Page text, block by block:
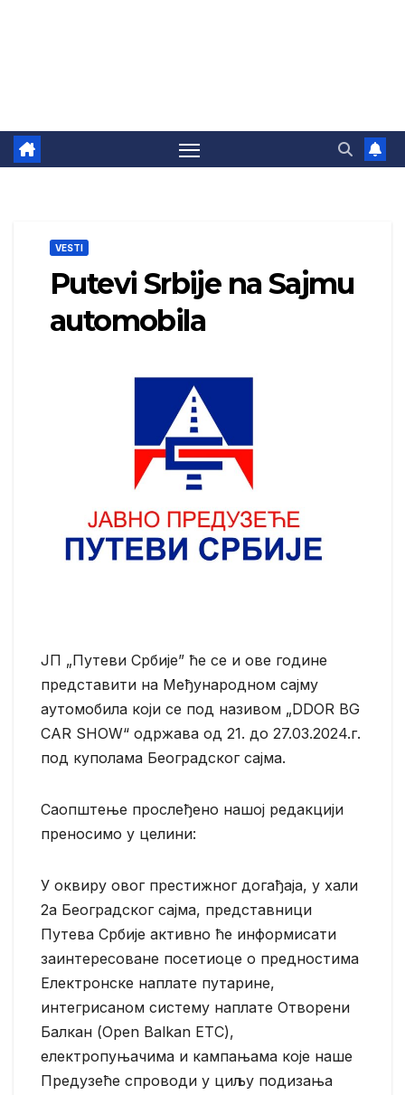
VESTI
Putevi Srbije na Sajmu
automobila
ЈП „Путеви Србије” ће се и ове године
представити на Међународном сајму
аутомобила који се под називом „DDOR BG
CAR SHOW“ одржава од 21. до 27.03.2024.г.
под куполама Београдског сајма.
Саопштење прослеђено нашој редакцији
преносимо у целини:
У оквиру овог престижног догађаја, у хали
2a Београдског сајма, представници
Путева Србије активно ће информисати
заинтересоване посетиоце о предностима
Електронске наплате путарине,
интегрисаном систему наплате Отворени
Балкан (Open Balkan ETC),
електропуњачима и кампањама које наше
Предузеће спроводи у циљу подизања